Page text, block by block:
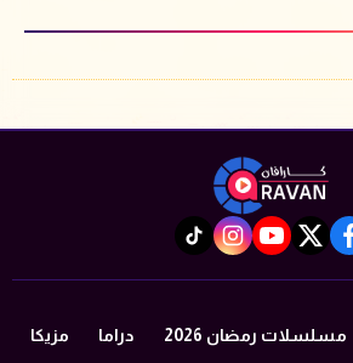
facebook
twitter
youtube
instagram
tiktok
مسلسلات رمضان 2026 دراما مزيكا